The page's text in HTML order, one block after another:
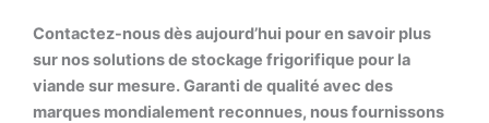
Contactez-nous dès aujourd’hui pour en savoir plus
sur nos solutions de stockage frigorifique pour la
viande sur mesure. Garanti de qualité avec des
marques mondialement reconnues, nous fournissons